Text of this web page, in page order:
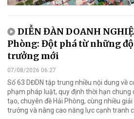
DIỄN ĐÀN DOANH
Phòng: Đột phá từ những
trưởng mới
07/08/2026 06:27
Số 63 DĐDN tập trung nhiều nội dung về
phạm pháp luật, quy định thời hạn chung
tạo, chuyên đề Hải Phòng, cùng nhiều
trưởng và nâng cao năng lực cạnh tranh